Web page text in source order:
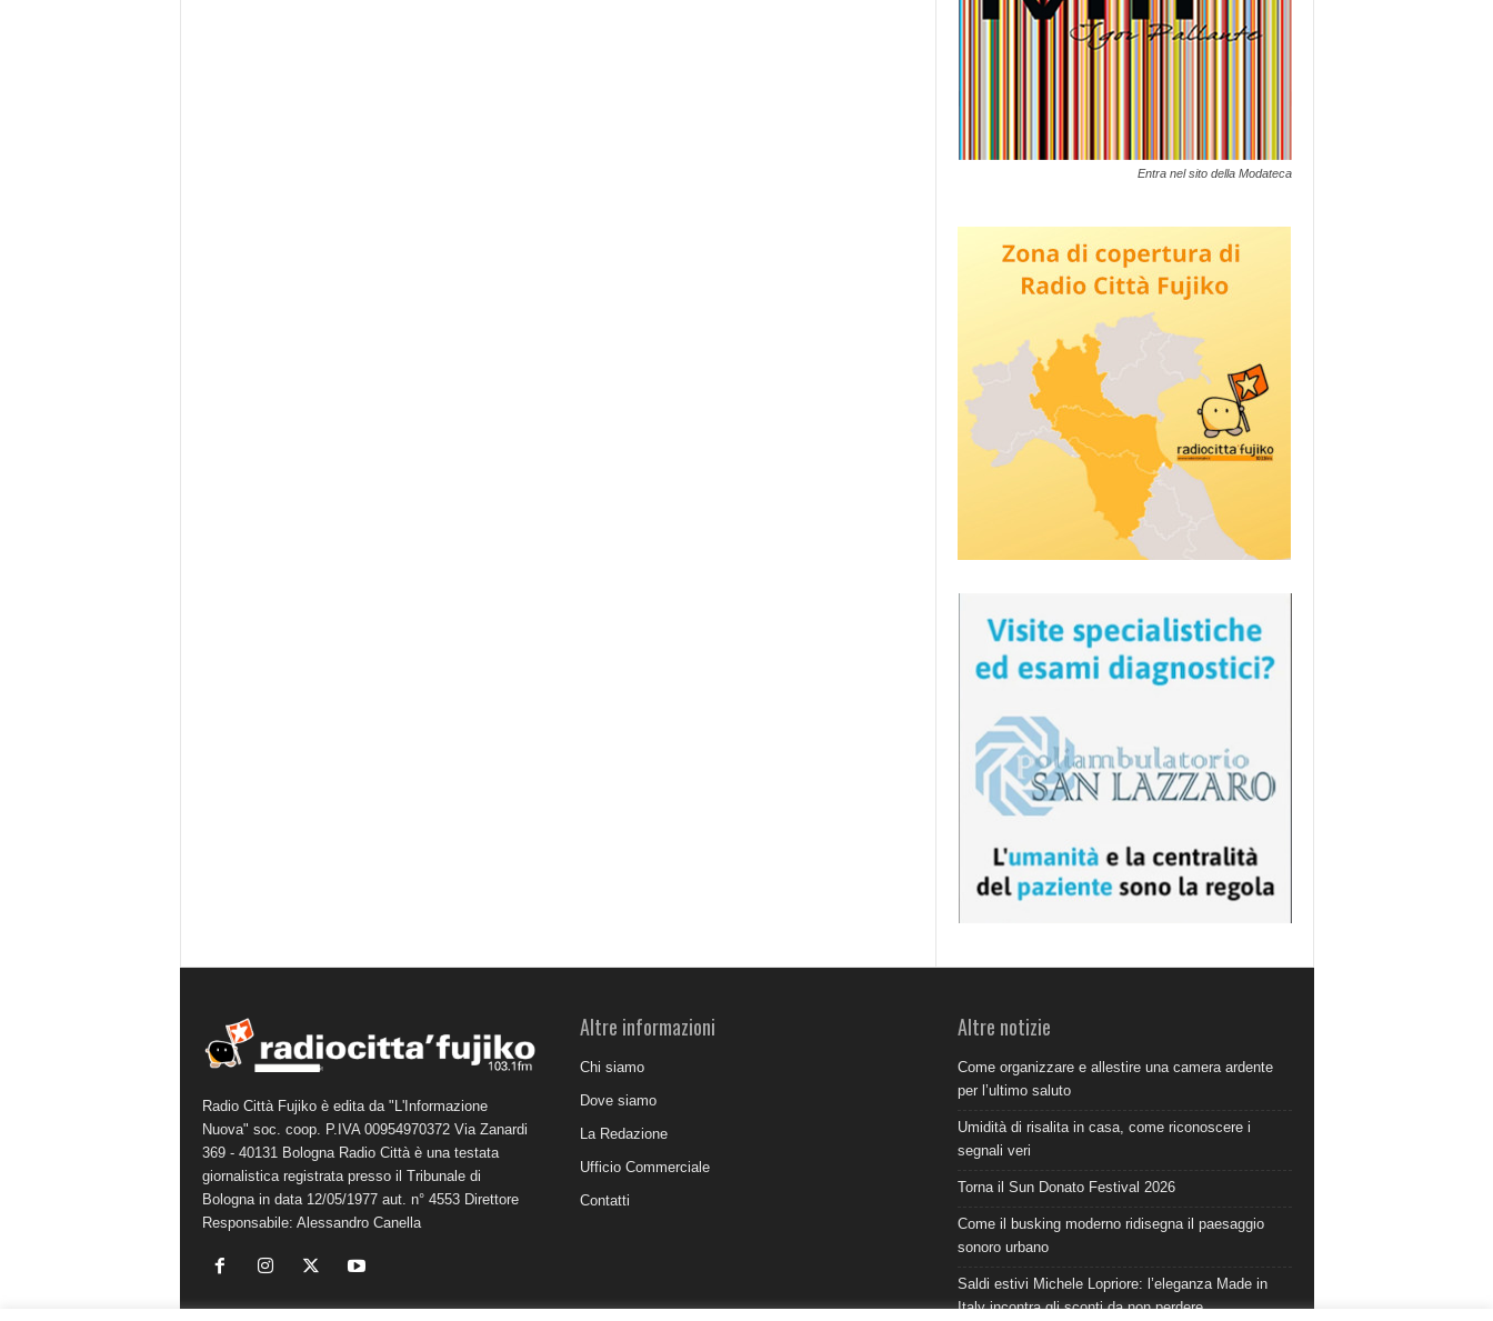
Entra nel sito della Modateca
Radio Città Fujiko è edita da "L'Informazione
Nuova" soc. coop. P.IVA 00954970372 Via Zanardi
369 - 40131 Bologna Radio Città è una testata
giornalistica registrata presso il Tribunale di
Bologna in data 12/05/1977 aut. n° 4553 Direttore
Responsabile: Alessandro Canella
Altre informazioni
Chi siamo
Dove siamo
La Redazione
Ufficio Commerciale
Contatti
Altre notizie
Come organizzare e allestire una camera ardente
per l’ultimo saluto
Umidità di risalita in casa, come riconoscere i
segnali veri
Torna il Sun Donato Festival 2026
Come il busking moderno ridisegna il paesaggio
sonoro urbano
Saldi estivi Michele Lopriore: l’eleganza Made in
Italy incontra gli sconti da non perdere